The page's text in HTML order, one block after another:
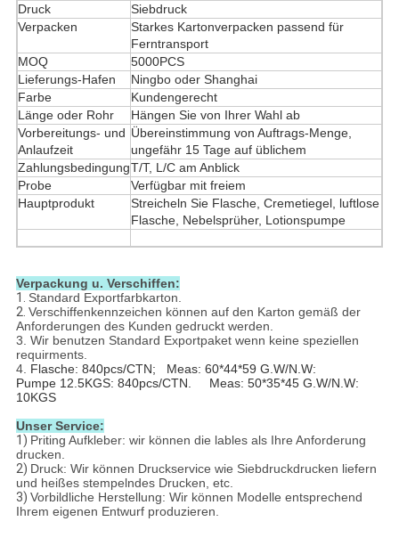
Druck
Siebdruck
Verpacken
Starkes Kartonverpacken passend für
Ferntransport
MOQ
5000PCS
Lieferungs-Hafen
Ningbo oder Shanghai
Farbe
Kundengerecht
Länge oder Rohr
Hängen Sie von Ihrer Wahl ab
Vorbereitungs- und
Anlaufzeit
Übereinstimmung von Auftrags-Menge,
ungefähr 15 Tage auf üblichem
ZahlungsbedingungT/T, L/C am Anblick
Probe
Verfügbar mit freiem
Hauptprodukt
Streicheln Sie Flasche, Cremetiegel, luftlose
Flasche, Nebelsprüher, Lotionspumpe
Verpackung u. Verschiffen:
1. Standard Exportfarbkarton.
2. Verschiffenkennzeichen können auf den Karton gemäß der
Anforderungen des Kunden gedruckt werden.
3. Wir benutzen Standard Exportpaket wenn keine speziellen
requirments.
4. Flasche: 840pcs/CTN; Meas: 60*44*59 G.W/N.W:
Pumpe 12.5KGS: 840pcs/CTN. Meas: 50*35*45 G.W/N.W:
10KGS
Unser Service:
1) Priting Aufkleber: wir können die lables als Ihre Anforderung
drucken.
2) Druck: Wir können Druckservice wie Siebdruckdrucken liefern
und heißes stempelndes Drucken, etc.
3) Vorbildliche Herstellung: Wir können Modelle entsprechend
Ihrem eigenen Entwurf produzieren.